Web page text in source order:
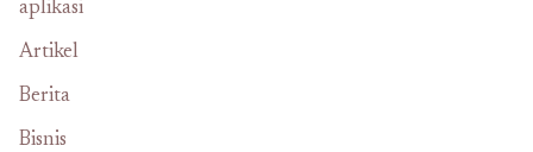
aplikasi
Artikel
Berita
Bisnis